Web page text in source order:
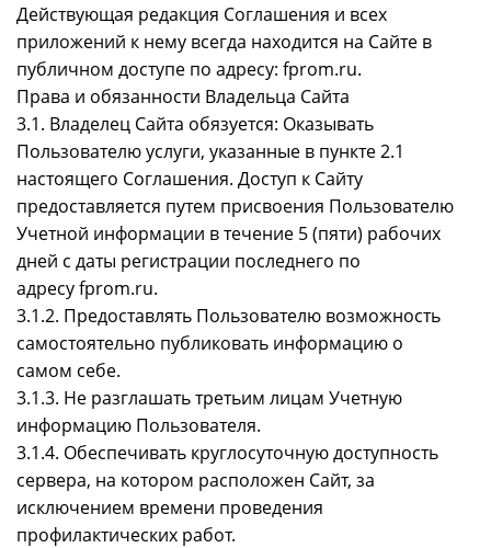
Действующая редакция Соглашения и всех
приложений к нему всегда находится на Сайте в
публичном доступе по адресу: fprom.ru.
Права и обязанности Владельца Сайта
3.1. Владелец Сайта обязуется: Оказывать
Пользователю услуги, указанные в пункте 2.1
настоящего Соглашения. Доступ к Сайту
предоставляется путем присвоения Пользователю
Учетной информации в течение 5 (пяти) рабочих
дней с даты регистрации последнего по
адресу fprom.ru.
3.1.2. Предоставлять Пользователю возможность
самостоятельно публиковать информацию о
самом себе.
3.1.3. Не разглашать третьим лицам Учетную
информацию Пользователя.
3.1.4. Обеспечивать круглосуточную доступность
сервера, на котором расположен Сайт, за
исключением времени проведения
профилактических работ.